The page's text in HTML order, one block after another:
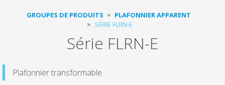
GROUPES DE PRODUITS
PLAFONNIER APPARENT
SÉRIE FLRN-E
Série FLRN-E
Plafonnier transformable